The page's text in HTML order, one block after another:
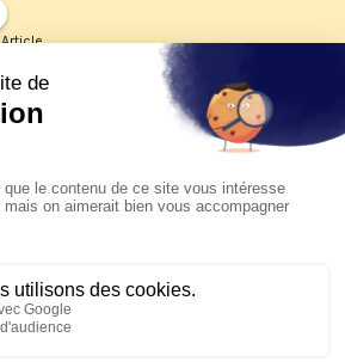
Article
Les reportages d'été 2026 de KTO
La visite pastorale du pape Léon
XIV à Assise à suivre sur KTO le
jeudi 6 août
Le pape en Uruguay, Argentine et
Pérou du 6 au 17 novembre 2026